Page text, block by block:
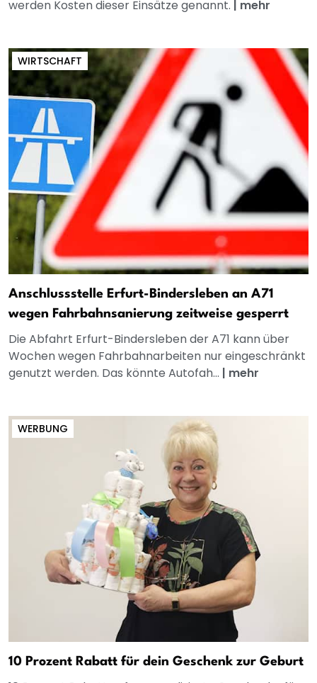
werden Kosten dieser Einsätze genannt. mehr
WIRTSCHAFT
Anschlussstelle Erfurt-Bindersleben an A71
wegen Fahrbahnsanierung zeitweise gesperrt
Die Abfahrt Erfurt-Bindersleben der A71 kann über
Wochen wegen Fahrbahnarbeiten nur eingeschränkt
genutzt werden. Das könnte Autofah... | mehr
WERBUNG
10 Prozent Rabatt für dein Geschenk zur Geburt